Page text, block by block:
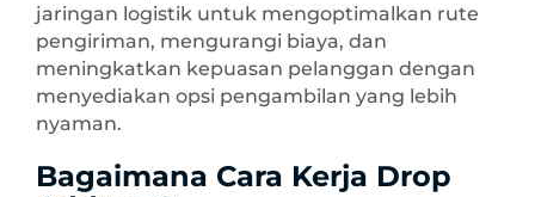
jaringan logistik untuk mengoptimalkan rute
pengiriman, mengurangi biaya, dan
meningkatkan kepuasan pelanggan dengan
menyediakan opsi pengambilan yang lebih
nyaman.
Bagaimana Cara Kerja Drop